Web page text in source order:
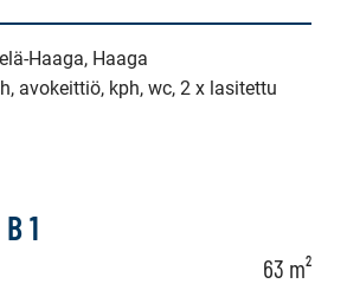
Haaga, Haaga
avokeittiö, kph, wc, 2 x lasitettu
1
63 m²